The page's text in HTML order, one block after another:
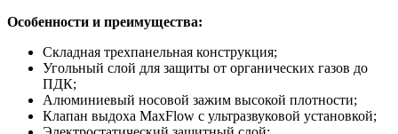
Особенности и преимущества:
Складная трехпанельная конструкция;
Угольный слой для защиты от органических газов до
ПДК;
Алюминиевый носовой зажим высокой плотности;
Клапан выдоха MaxFlow с ультразвуковой установкой;